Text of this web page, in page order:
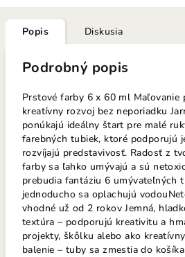
Popis Diskusia
Podrobný popis
Prstové farby 6 x 60 ml Maľovanie
kreatívny rozvoj bez neporiadku
ponúkajú ideálny štart pre malé
farebných tubiek, ktoré podporujú
rozvíjajú predstavivosť. Radosť z
farby sa ľahko umývajú a sú
prebudia fantáziu 6 umývateľných
jednoducho sa oplachujú
vhodné už od 2 rokov Jemná,
textúra – podporujú kreativitu a
projekty, škôlku alebo ako
balenie – tuby sa zmestia do